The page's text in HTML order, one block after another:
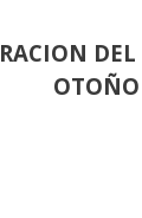
OTOÑO